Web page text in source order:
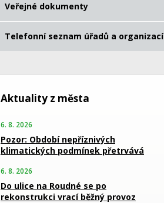
Veřejné dokumenty
Telefonní seznam úřadů a organizací
Aktuality z města
6. 8. 2026
Pozor: Období nepříznivých
klimatických podmínek přetrvává
6. 8. 2026
Do ulice na Roudné se po
rekonstrukci vrací běžný provoz